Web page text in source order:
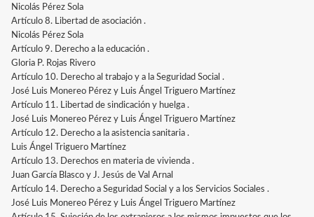
Nicolás Pérez Sola
Artículo 8. Libertad de asociación .
Nicolás Pérez Sola
Artículo 9. Derecho a la educación .
Gloria P. Rojas Rivero
Artículo 10. Derecho al trabajo y a la Seguridad Social .
José Luis Monereo Pérez y Luis Ángel Triguero Martínez
Artículo 11. Libertad de sindicación y huelga .
José Luis Monereo Pérez y Luis Ángel Triguero Martínez
Artículo 12. Derecho a la asistencia sanitaria .
Luis Ángel Triguero Martínez
Artículo 13. Derechos en materia de vivienda .
Juan García Blasco y J. Jesús de Val Arnal
Artículo 14. Derecho a Seguridad Social y a los Servicios Sociales .
José Luis Monereo Pérez y Luis Ángel Triguero Martínez